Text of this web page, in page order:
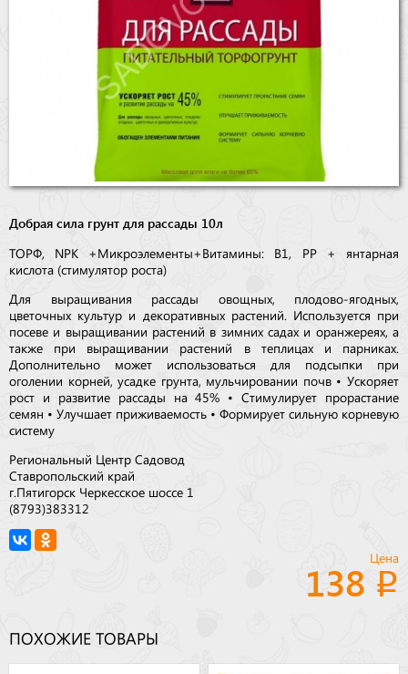
Добрая сила грунт для рассады 10л
ТОРФ, NPK +Микроэлементы+Витамины: B1, PP + янтарная
кислота (стимулятор роста)
Для выращивания рассады овощных, плодово-ягодных,
цветочных культур и декоративных растений. Используется при
посеве и выращивании растений в зимних садах и оранжереях, а
также при выращивании растений в теплицах и парниках.
Дополнительно может использоваться для подсыпки при
оголении корней, усадке грунта, мульчировании почв • Ускоряет
рост и развитие рассады на 45% • Стимулирует прорастание
семян • Улучшает приживаемость • Формирует сильную корневую
систему
Региональный Центр Садовод
Ставропольский край
г.Пятигорск Черкесское шоссе 1
(8793)383312
Цена
138
ПОХОЖИЕ ТОВАРЫ